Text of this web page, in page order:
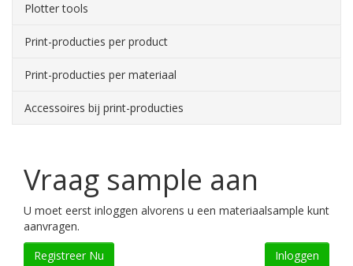
Plotter tools
Print-producties per product
Print-producties per materiaal
Accessoires bij print-producties
Vraag sample aan
U moet eerst inloggen alvorens u een materiaalsample kunt
aanvragen.